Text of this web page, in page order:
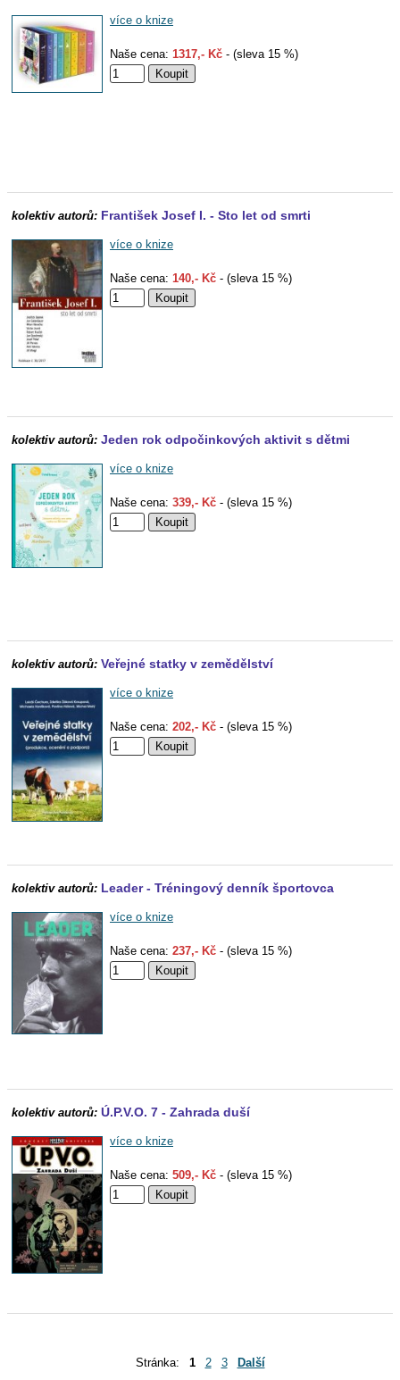
více o knize
Naše cena: 1317,- Kč - (sleva 15 %)
kolektiv autorů: František Josef I. - Sto let od smrti
více o knize
Naše cena: 140,- Kč - (sleva 15 %)
kolektiv autorů: Jeden rok odpočinkových aktivit s dětmi
více o knize
Naše cena: 339,- Kč - (sleva 15 %)
kolektiv autorů: Veřejné statky v zemědělství
více o knize
Naše cena: 202,- Kč - (sleva 15 %)
kolektiv autorů: Leader - Tréningový denník športovca
více o knize
Naše cena: 237,- Kč - (sleva 15 %)
kolektiv autorů: Ú.P.V.O. 7 - Zahrada duší
více o knize
Naše cena: 509,- Kč - (sleva 15 %)
Stránka: 1 2 3 Další